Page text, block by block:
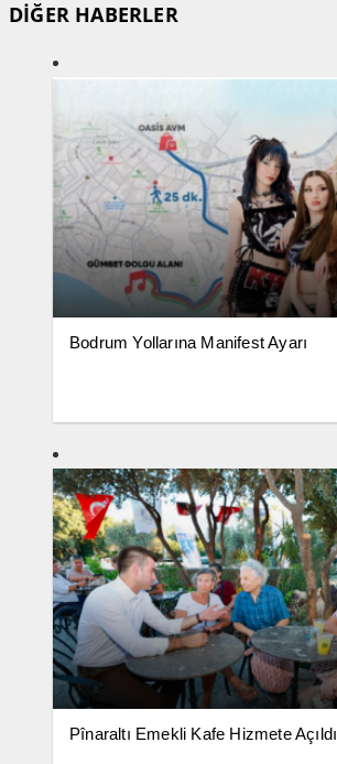
DİĞER HABERLER
Bodrum Yollarına Manifest Ayarı
Pînaraltı Emekli Kafe Hizmete Açıldı